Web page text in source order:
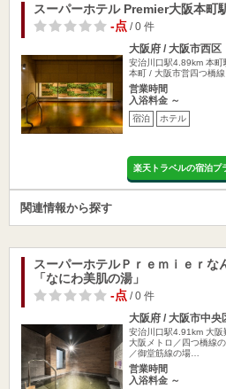
スーパーホテル Premier大阪本町
-点/ 0 件
大阪府 / 大阪市西区
安治川口駅4.89km 本町
本町 / 大阪市営四つ橋
営業時間
入浴料金 ～
宿泊 ホテル
楽天トラベルの宿泊プ
関連情報から探す
スーパーホテルＰｒｅｍｉｅｒな
「なにわ美肌の湯」
-点/ 0 件
大阪府 / 大阪市中央
安治川口駅4.91km 大阪
大阪メトロ／四つ橋線
／御堂筋線の場…
営業時間
入浴料金 ～